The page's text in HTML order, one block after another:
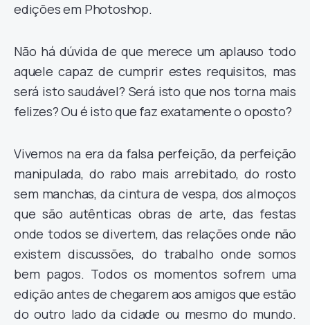
edições em Photoshop.
Não há dúvida de que merece um aplauso todo
aquele capaz de cumprir estes requisitos, mas
será isto saudável? Será isto que nos torna mais
felizes? Ou é isto que faz exatamente o oposto?
Vivemos na era da falsa perfeição, da perfeição
manipulada, do rabo mais arrebitado, do rosto
sem manchas, da cintura de vespa, dos almoços
que são autênticas obras de arte, das festas
onde todos se divertem, das relações onde não
existem discussões, do trabalho onde somos
bem pagos. Todos os momentos sofrem uma
edição antes de chegarem aos amigos que estão
do outro lado da cidade ou mesmo do mundo.